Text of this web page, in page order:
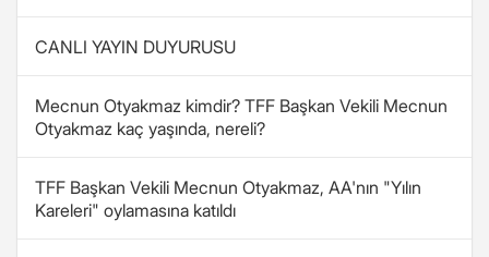
CANLI YAYIN DUYURUSU
Mecnun Otyakmaz kimdir? TFF Başkan Vekili Mecnun
Otyakmaz kaç yaşında, nereli?
TFF Başkan Vekili Mecnun Otyakmaz, AA'nın "Yılın
Kareleri" oylamasına katıldı